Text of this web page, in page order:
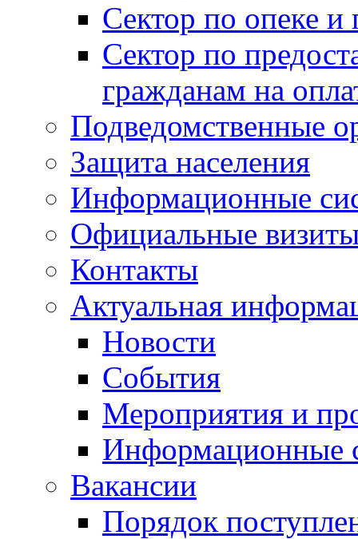
Сектор по опеке и
Сектор по
гражданам на
Подведомственные
Защита населения
Информационные
Официальные
Контакты
Актуальная
Новости
События
Мероприятия и
Информационные
Вакансии
Порядок